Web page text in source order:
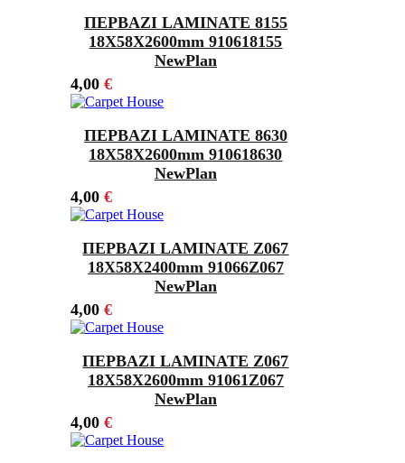
ΠΕΡΒΑΖΙ LAMINATE 8155
18Χ58X2600mm 910618155
NewPlan
4,00 €
ΠΕΡΒΑΖΙ LAMINATE 8630
18Χ58X2600mm 910618630
NewPlan
4,00 €
ΠΕΡΒΑΖΙ LAMINATE Z067
18Χ58X2400mm 91066Z067
NewPlan
4,00 €
ΠΕΡΒΑΖΙ LAMINATE Z067
18Χ58X2600mm 91061Z067
NewPlan
4,00 €